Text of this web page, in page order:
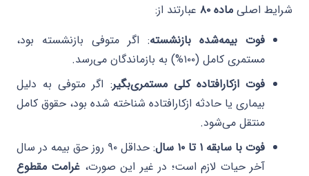
شرایط اصلی ماده ۸۰
عبارتند از:
فوت بیمه‌شده بازنشسته: اگر متوفی بازنشسته بود،
مستمری کامل (۱۰۰%) به بازماندگان می‌رسد.
فوت ازکارافتاده کلی مستمری‌بگیر: اگر متوفی به دلیل
بیماری یا حادثه ازکارافتاده شناخته شده بود، حقوق کامل
منتقل می‌شود.
فوت با سابقه ۱ تا ۱۰ سال
: حداقل ۹۰ روز حق بیمه در سال
آخر حیات لازم است؛ در غیر این صورت، غرامت مقطوع